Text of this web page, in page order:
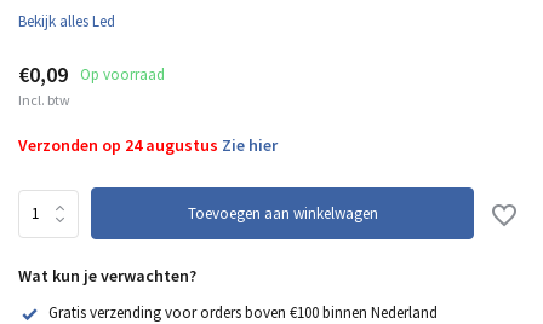
Bekijk alles Led
€0,09 Op voorraad
Incl. btw
Verzonden op 24 augustus Zie hier
Toevoegen aan winkelwagen
Wat kun je verwachten?
Gratis verzending voor orders boven €100 binnen Nederland